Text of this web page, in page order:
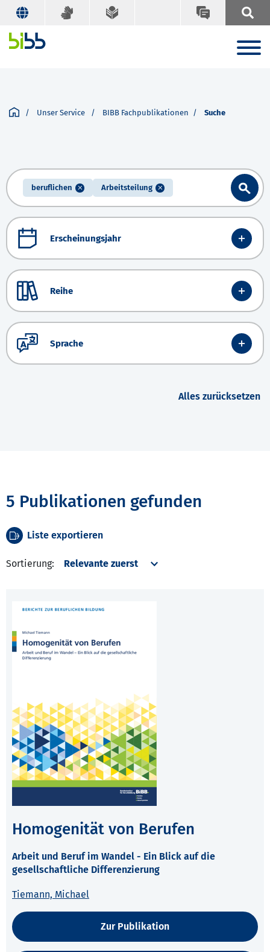
Unser Service BIBB Fachpublikationen Suche
beruflichen Arbeitsteilung
Erscheinungsjahr
Reihe
Sprache
Alles zurücksetzen
5 Publikationen gefunden
Liste exportieren
Sortierung:
Homogenität von Berufen
Arbeit und Beruf im Wandel - Ein Blick auf die
gesellschaftliche Differenzierung
Tiemann, Michael
Zur Publikation